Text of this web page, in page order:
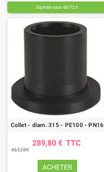
Expédié sous 48/72 h
Collet - diam. 315 - PE100 - PN16
289,80 € TTC
46538K
ACHETER